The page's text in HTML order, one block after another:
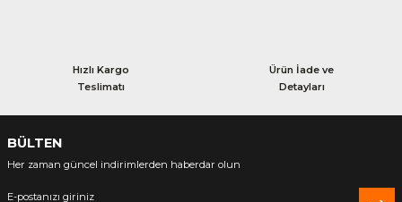
Hızlı Kargo
Teslimatı
Ürün İade ve
Detayları
BÜLTEN
Her zaman güncel indirimlerden haberdar olun